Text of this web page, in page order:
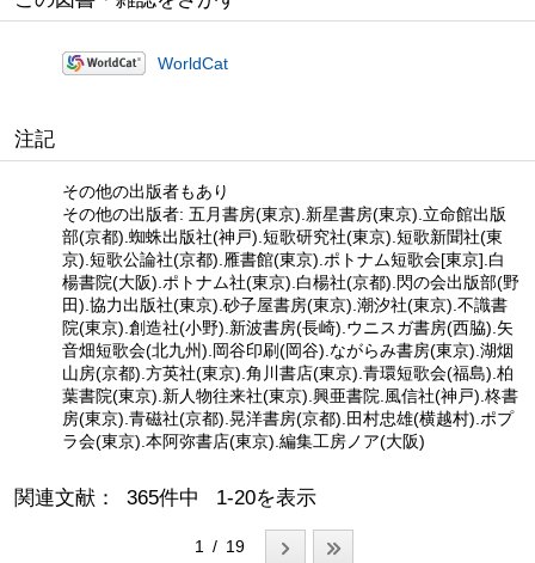
WorldCat
注記
その他の出版者もあり
その他の出版者: 五月書房(東京).新星書房(東京).立命館出版
部(京都).蜘蛛出版社(神戸).短歌研究社(東京).短歌新聞社(東
京).短歌公論社(京都).雁書館(東京).ポトナム短歌会[東京].白
楊書院(大阪).ポトナム社(東京).白楊社(京都).閃の会出版部(野
田).協力出版社(東京).砂子屋書房(東京).潮汐社(東京).不識書
院(東京).創造社(小野).新波書房(長崎).ウニスガ書房(西脇).矢
音畑短歌会(北九州).岡谷印刷(岡谷).ながらみ書房(東京).湖烟
山房(京都).方英社(東京).角川書店(東京).青環短歌会(福島).柏
葉書院(東京).新人物往来社(東京).興亜書院.風信社(神戸).柊書
房(東京).青磁社(京都).晃洋書房(京都).田村忠雄(横越村).ポプ
ラ会(東京).本阿弥書店(東京).編集工房ノア(大阪)
関連文献： 365件中 1-20を表示
1 / 19